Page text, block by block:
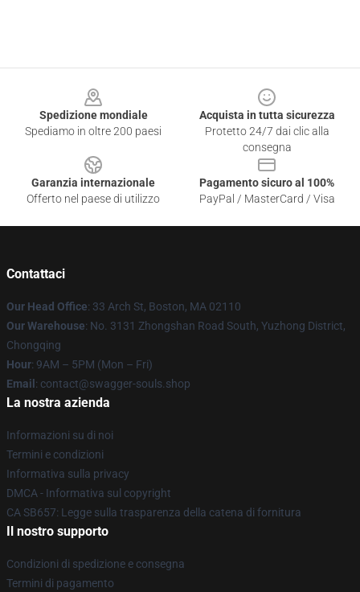
Spedizione mondiale
Spediamo in oltre 200 paesi
Acquista in tutta sicurezza
Protetto 24/7 dai clic alla
consegna
Garanzia internazionale
Offerto nel paese di utilizzo
Pagamento sicuro al 100%
PayPal / MasterCard / Visa
Contattaci
Our Head Office: 33 Arch St, Boston, MA 02110
Our Warehouse: No. 3131 Zhongshan Road South, Yuzhong District,
Chongqing
Hour: 9AM – 5PM (Mon – Fri)
Email : contact@swagger-souls.shop
La nostra azienda
Informazioni su di noi
Termini e condizioni
Informativa sulla privacy
DMCA - Informativa sul copyright
CA SB657: Legge sulla trasparenza della catena di fornitura
Il nostro supporto
Condizioni di spedizione e consegna
Termini di pagamento